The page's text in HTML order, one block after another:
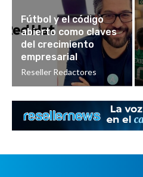
Fútbol y el código
abierto como claves
del crecimiento
empresarial
Reseller Redactores